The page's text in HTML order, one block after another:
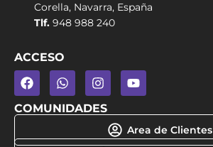
Corella, Navarra, España
Tlf. 948 988 240
ACCESO
COMUNIDADES
Area de Clientes